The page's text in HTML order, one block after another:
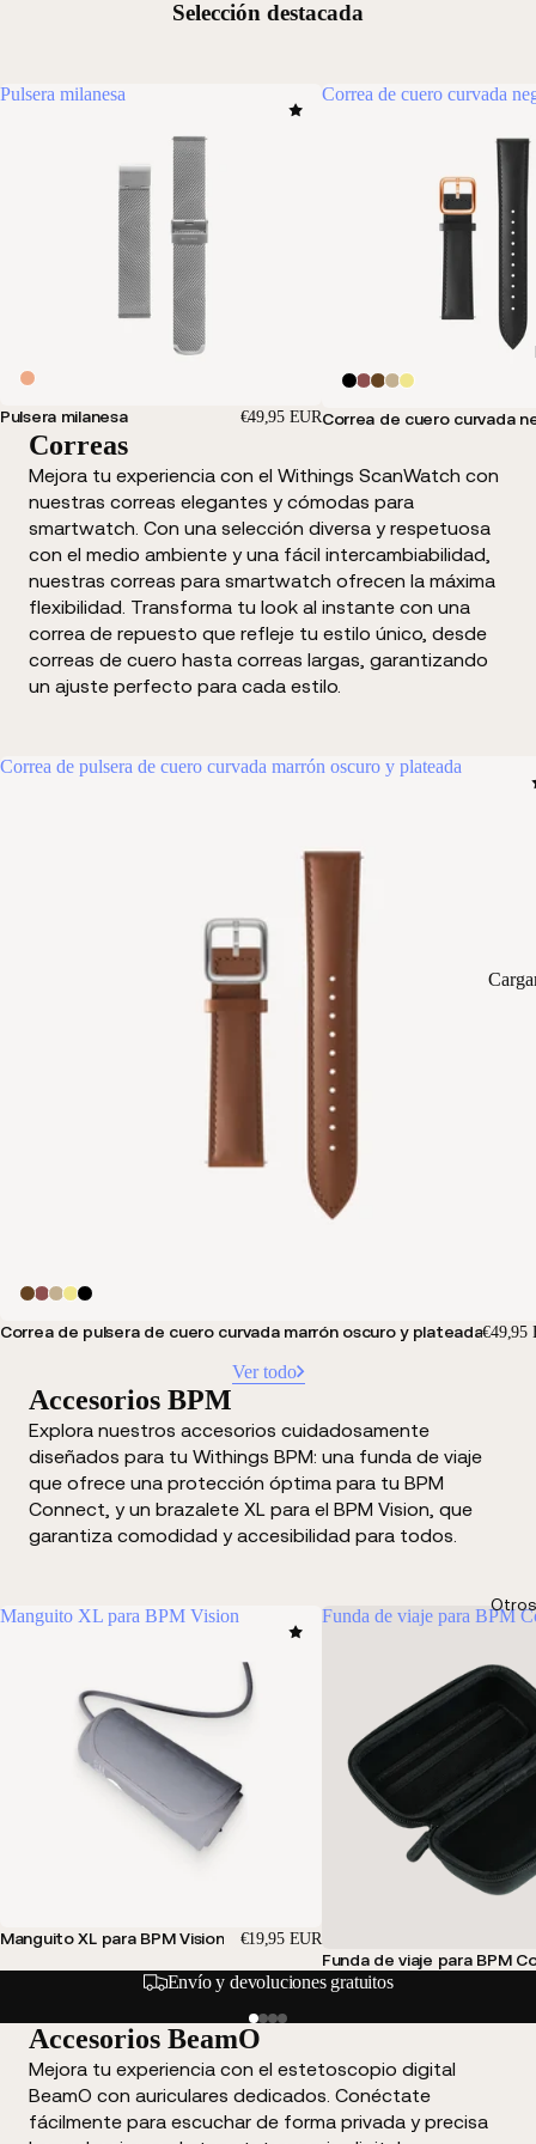
Selección destacada
Pulsera milanesa
Pulsera milanesa €49,95 EUR
Correa de cuero curvada
Correa de cuero curvada
Correas
Mejora tu experiencia con el Withings ScanWatch con
nuestras correas elegantes y cómodas para
smartwatch. Con una selección diversa y respetuosa
con el medio ambiente y una fácil intercambiabilidad,
nuestras correas para smartwatch ofrecen la máxima
flexibilidad. Transforma tu look al instante con una
correa de repuesto que refleje tu estilo único, desde
correas de cuero hasta correas largas, garantizando
un ajuste perfecto para cada estilo.
Correa de pulsera de cuero curvada marrón oscuro y plateada
Correa de pulsera de cuero curvada marrón oscuro y plateada€49,95
Ver todo
Accesorios BPM
Explora nuestros accesorios cuidadosamente
diseñados para tu Withings BPM: una funda de viaje
que ofrece una protección óptima para tu BPM
Connect, y un brazalete XL para el BPM Vision, que
garantiza comodidad y accesibilidad para todos.
Manguito XL para BPM Vision
Manguito XL para BPM Vision €19,95 EUR
Funda de viaje para BPM
Funda de viaje para BPM
Envío y devoluciones gratuitos
Accesorios BeamO
Mejora tu experiencia con el estetoscopio digital
BeamO con auriculares dedicados. Conéctate
fácilmente para escuchar de forma privada y precisa